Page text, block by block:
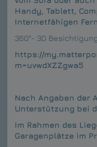
Handy, Tablett,
Internetfähigen
360°- 3D
https://
m=uvwdXZZgwa5
Nach Angaben der
Unterstützung bei
Im Rahmen des
Garagenplätze im